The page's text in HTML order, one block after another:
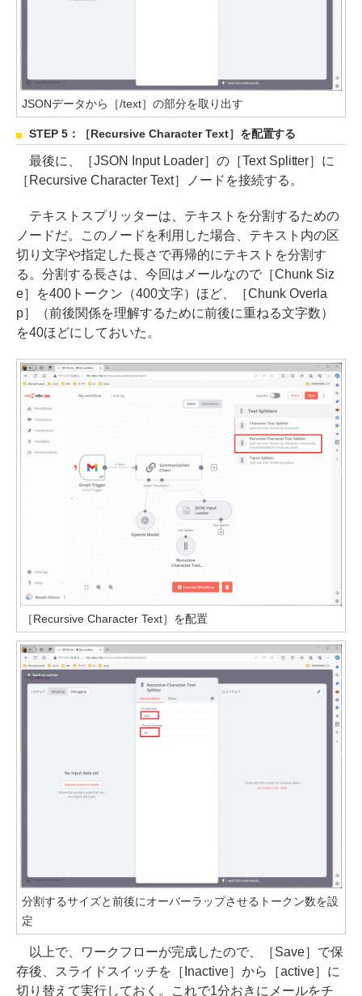
JSONデータから［/text］の部分を取り出す
STEP 5：［Recursive Character Text］を配置する
最後に、［JSON Input Loader］の［Text Splitter］に
［Recursive Character Text］ノードを接続する。
テキストスプリッターは、テキストを分割するための
ノードだ。このノードを利用した場合、テキスト内の区
切り文字や指定した長さで再帰的にテキストを分割す
る。分割する長さは、今回はメールなので［Chunk Siz
e］を400トークン（400文字）ほど、［Chunk Overla
p］（前後関係を理解するために前後に重ねる文字数）
を40ほどにしておいた。
［Recursive Character Text］を配置
分割するサイズと前後にオーバーラップさせるトークン数を設
定
以上で、ワークフローが完成したので、［Save］で保
存後、スライドスイッチを［Inactive］から［active］に
切り替えて実行しておく。これで1分おきにメールをチ